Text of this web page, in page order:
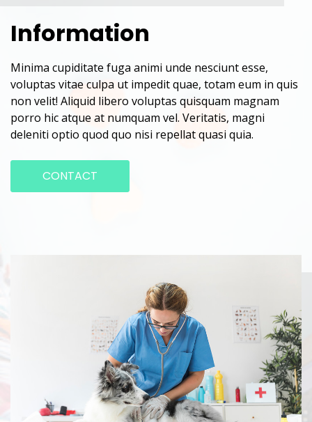
Information
Minima cupiditate fuga animi unde nesciunt esse,
voluptas vitae culpa ut impedit quae, totam eum in quis
non velit! Aliquid libero voluptas quisquam magnam
porro hic atque at numquam vel. Veritatis, magni
deleniti optio quod quo nisi repellat quasi quia.
CONTACT